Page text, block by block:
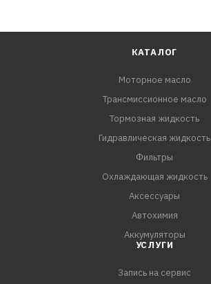
КАТАЛОГ
Моторное масло
Трансмиссионное масло
Тормозная жидкость
Гидравлическая жидкость
Фильтры
Охлаждающая жидкость
Аксессуары
Автохимия
Аккумуляторы
УСЛУГИ
Запись на сервис